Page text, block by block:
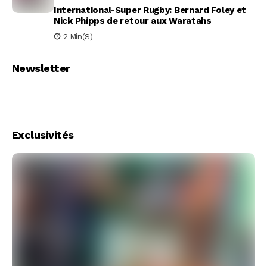
International-Super Rugby: Bernard Foley et
Nick Phipps de retour aux Waratahs
2 Min(s)
Newsletter
Exclusivités